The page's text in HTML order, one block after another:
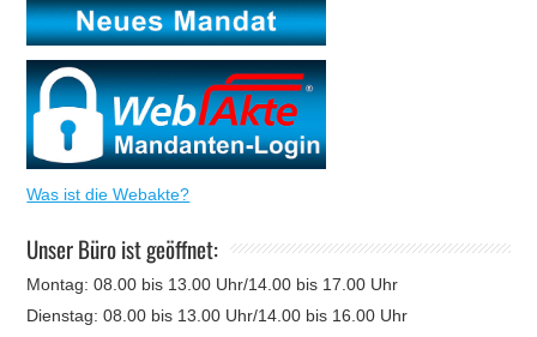
Was ist die Webakte?
Unser Büro ist geöffnet:
Montag: 08.00 bis 13.00 Uhr/14.00 bis 17.00 Uhr
Dienstag: 08.00 bis 13.00 Uhr/14.00 bis 16.00 Uhr